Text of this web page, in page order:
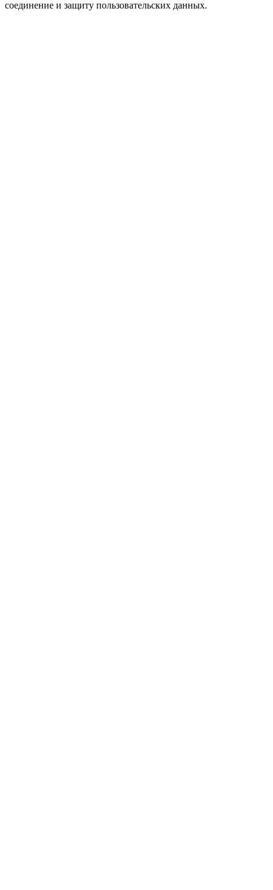
соединение и защиту пользовательских данных.